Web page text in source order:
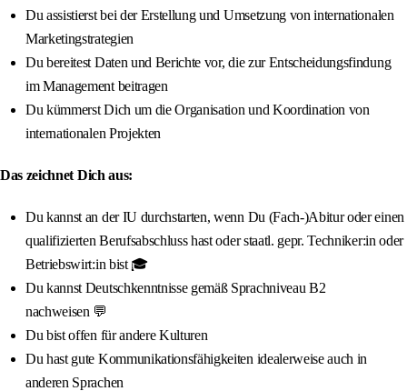
Du assistierst bei der Erstellung und Umsetzung von internationalen
Marketingstrategien
Du bereitest Daten und Berichte vor, die zur Entscheidungsfindung
im Management beitragen
Du kümmerst Dich um die Organisation und Koordination von
internationalen Projekten
Das zeichnet Dich aus:
Du kannst an der IU durchstarten, wenn Du (Fach-)Abitur oder einen
qualifizierten Berufsabschluss hast oder staatl. gepr. Techniker:in oder
Betriebswirt:in bist 🎓
Du kannst Deutschkenntnisse gemäß Sprachniveau B2
nachweisen 💬
Du bist offen für andere Kulturen
Du hast gute Kommunikationsfähigkeiten idealerweise auch in
anderen Sprachen